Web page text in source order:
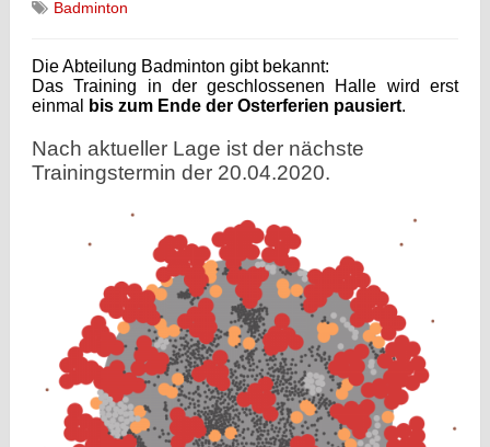
Badminton
Die Abteilung Badminton gibt bekannt:
Das Training in der geschlossenen Halle wird erst
einmal
bis zum Ende der Osterferien pausiert.
Nach aktueller Lage ist der nächste
Trainingstermin der 20.04.2020.